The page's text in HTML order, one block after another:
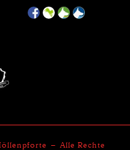
– Alle Rechte